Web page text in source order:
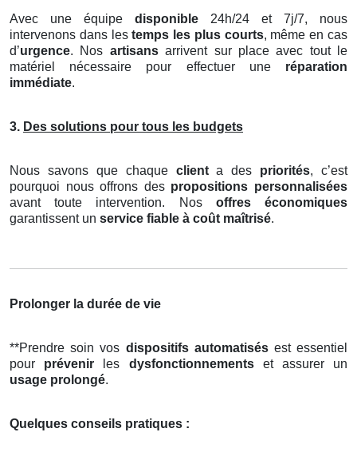
Avec une équipe disponible 24h/24 et 7j/7, nous
intervenons dans lestemps les plus courts, même en cas
d’urgence. Nos artisansarrivent sur place avec tout le
matériel nécessaire pour effectuer une réparation
immédiate.
3. Des solutions pour tous les budgets
Nous savons que chaque clienta des priorités, c’est
pourquoi nous offrons des propositions personnalisées
avant toute intervention. Nos offres économiques
garantissent un service fiable à coût maîtrisé.
Prolonger la durée de vie
**Prendre soin vos dispositifs automatisésest essentiel
pour prévenir les dysfonctionnementset assurer un
usage prolongé.
Quelques conseils pratiques :